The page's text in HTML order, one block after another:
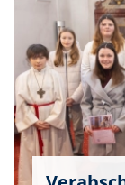
kostenlos.